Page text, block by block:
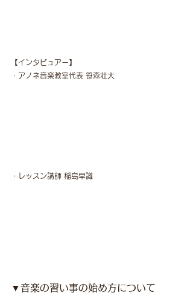
【インタビュアー】
・アノネ音楽教室代表 笹森壮大
・レッスン講師 稲島早識
▼音楽の習い事の始め方について